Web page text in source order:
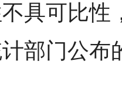
具可比性
部门公布